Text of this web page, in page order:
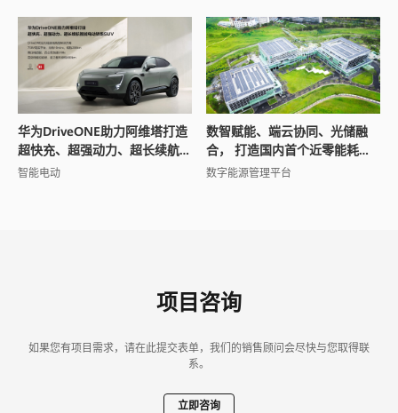
华为DriveONE助力阿维塔打造
超快充、超强动力、超长续航
智能电动轿跑SUV
智能电动
数智赋能、端云协同、光储融
合， 打造国内首个近零能耗场
馆
数字能源管理平台
项目咨询
如果您有项目需求，请在此提交表单，我们的销售顾问会尽快与您取得联
系。
立即咨询